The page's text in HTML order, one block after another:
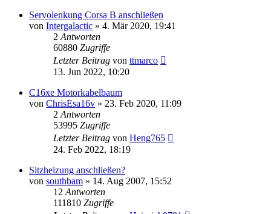
Servolenkung Corsa B anschließen
von Intergalactic » 4. Mär 2020, 19:41
2 Antworten
60880 Zugriffe
Letzter Beitrag von ttmarco
13. Jun 2022, 10:20
C16xe Motorkabelbaum
von ChrisEsa16v » 23. Feb 2020, 11:09
2 Antworten
53995 Zugriffe
Letzter Beitrag von Heng765
24. Feb 2022, 18:19
Sitzheizung anschließen?
von southbam » 14. Aug 2007, 15:52
12 Antworten
111810 Zugriffe